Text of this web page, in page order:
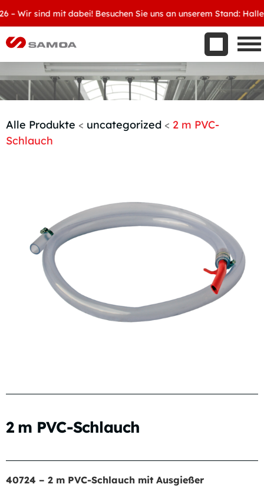
Wir sind mit dabei! Besuchen Sie uns an unserem Stand: Halle
Aktuelles
Kontakt
Handelspartner werden
Alle Produkte < uncategorized < 2 m PVC-
Schlauch
2 m PVC-Schlauch
40724 – 2 m PVC-Schlauch mit Ausgießer